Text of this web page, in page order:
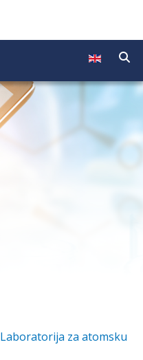
Laboratorija za atomsku